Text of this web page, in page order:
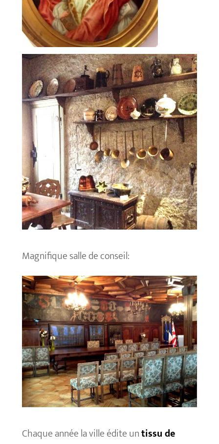
Magnifique salle de conseil:
Chaque année la ville édite untissu de